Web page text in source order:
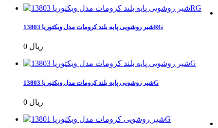
شیر روشویی پایه بلند کرومات مدل ویکتوریا 13803RG
0 ریال
شیر روشویی پایه بلند کرومات مدل ویکتوریا 13803G
0 ریال